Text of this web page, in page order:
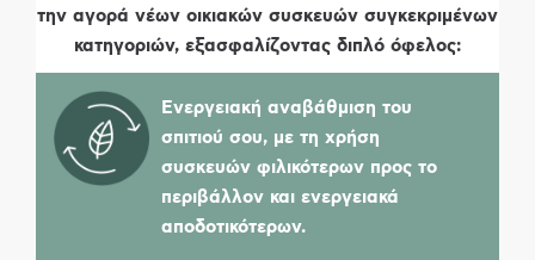
την αγορά νέων οικιακών συσκευών συγκεκριμένων
κατηγοριών, εξασφαλίζοντας διπλό όφελος:
Ενεργειακή αναβάθμιση του
σπιτιού σου, με τη χρήση
συσκευών φιλικότερων προς το
περιβάλλον και ενεργειακά
αποδοτικότερων.